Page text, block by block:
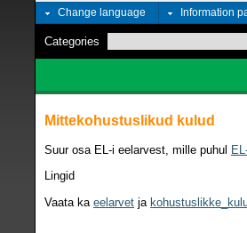
Change language Information
Categories
Mittekohustuslikud kulud
Suur osa EL-i eelarvest, mille puhul
Lingid
Vaata ka eelarvet ja